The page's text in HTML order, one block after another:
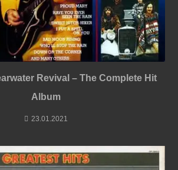
Revival – The Complete Hit
Album
23.01.2021